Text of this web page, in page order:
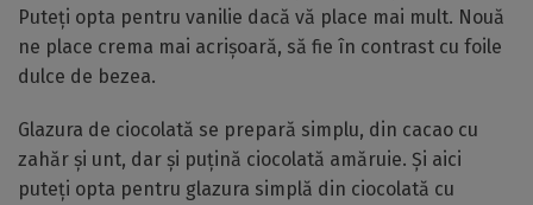
Puteți opta pentru vanilie dacă vă place mai mult. Nouă
ne place crema mai acrișoară, să fie în contrast cu foile
dulce de bezea.
Glazura de ciocolată se prepară simplu, din cacao cu
zahăr și unt, dar și puțină ciocolată amăruie. Și aici
puteți opta pentru glazura simplă din ciocolată cu